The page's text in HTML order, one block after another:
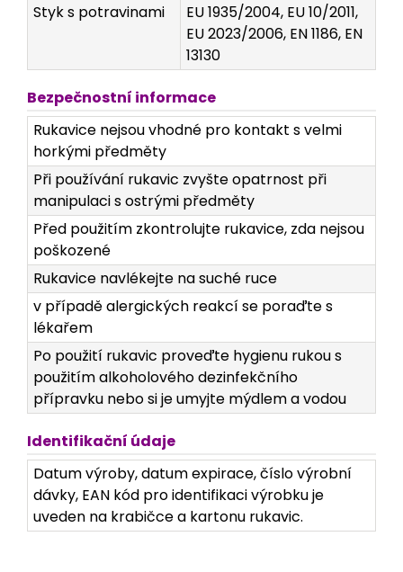
Styk s potravinami
EU 1935/2004, EU 10/2011,
EU 2023/2006, EN 1186, EN
13130
Bezpečnostní informace
Rukavice nejsou vhodné pro kontakt s velmi
horkými předměty
Při používání rukavic zvyšte opatrnost při
manipulaci s ostrými předměty
Před použitím zkontrolujte rukavice, zda nejsou
poškozené
Rukavice navlékejte na suché ruce
v případě alergických reakcí se poraďte s
lékařem
Po použití rukavic proveďte hygienu rukou s
použitím alkoholového dezinfekčního
přípravku nebo si je umyjte mýdlem a vodou
Identifikační údaje
Datum výroby, datum expirace, číslo výrobní
dávky, EAN kód pro identifikaci výrobku je
uveden na krabičce a kartonu rukavic.